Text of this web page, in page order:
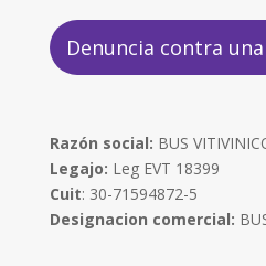
Denuncia contra
Razón social: BUS
Legajo: Leg EVT 18399
Cuit: 30-71594872-5
Designacion comercial: